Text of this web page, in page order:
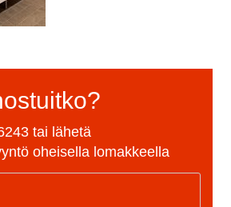
tai lähetä
oheisella lomakkeella